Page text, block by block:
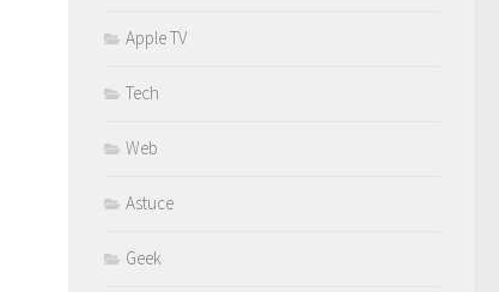
Apple TV
Tech
Web
Astuce
Geek